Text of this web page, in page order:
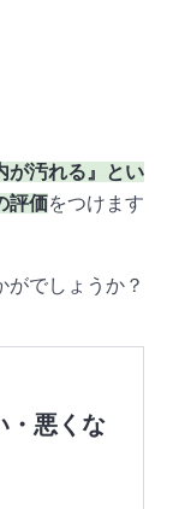
が汚れる』とい
評価をつけます
がでしょうか？
・悪くな